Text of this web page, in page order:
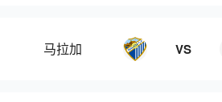
马拉加 VS